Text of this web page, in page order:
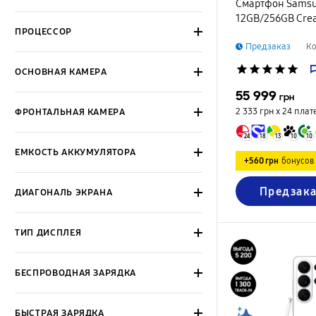
ПРОЦЕССОР
ОСНОВНАЯ КАМЕРА
ФРОНТАЛЬНАЯ КАМЕРА
ЕМКОСТЬ АККУМУЛЯТОРА
ДИАГОНАЛЬ ЭКРАНА
ТИП ДИСПЛЕЯ
БЕСПРОВОДНАЯ ЗАРЯДКА
БЫСТРАЯ ЗАРЯДКА
Смартфон
12GB/256GB
Предзаказ
star star star star star
55 999 грн
2 333 грн х 24
24 18 13 10 10
+560 грн бонусов